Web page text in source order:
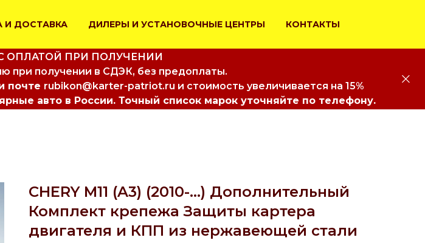
И ДОСТАВКА ДИЛЕРЫ И УСТАНОВОЧНЫЕ ЦЕНТРЫ КОНТАКТЫ
ОПЛАТОЙ ПРИ ПОЛУЧЕНИИ
при получении в СДЭК, без предоплаты.
почте rubikon@karter-patriot.ru и стоимость увеличивается на 15%
авто в России. Точный список марок уточняйте по телефону.
CHERY M11 (A3) (2010-...) Дополнительный
Комплект крепежа Защиты картера
двигателя и КПП из нержавеющей стали